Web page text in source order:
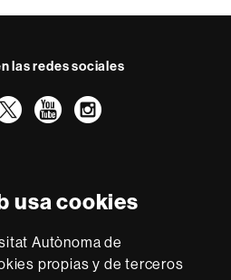
usa cookies
Autònoma de
propias y de terceros
las redes sociales
TwitterYouTube
Instagram
Excellence
Research
-
de